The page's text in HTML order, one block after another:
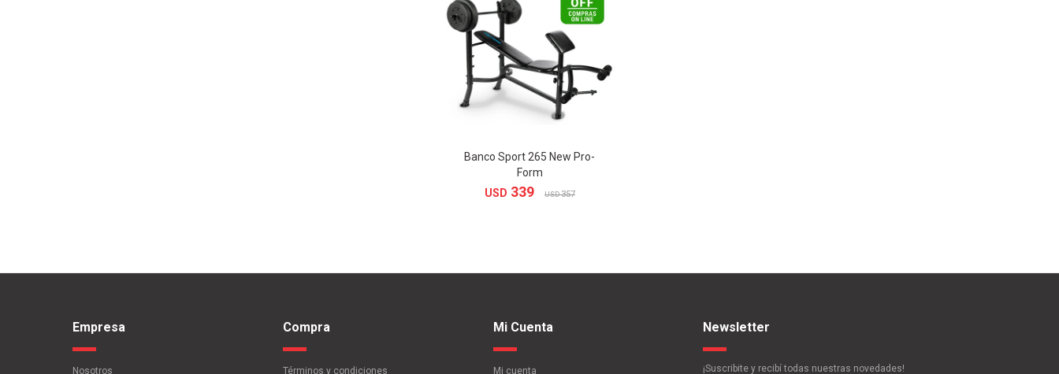
Banco Sport 265 New Pro-
Form
USD 339 USD 357
Empresa
Nosotros
Compra
Términos y condiciones
Mi Cuenta
Mi cuenta
Newsletter
¡Suscribite y recibí todas nuestras novedades!